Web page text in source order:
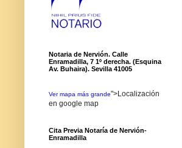
Notaria de Nervión. Calle
Enramadilla, 7 1º derecha. (Esquina
Av. Buhaira). Sevilla 41005
Ver mapa más grande">Localización
en google map
Cita Previa Notaría de Nervión-
Enramadilla